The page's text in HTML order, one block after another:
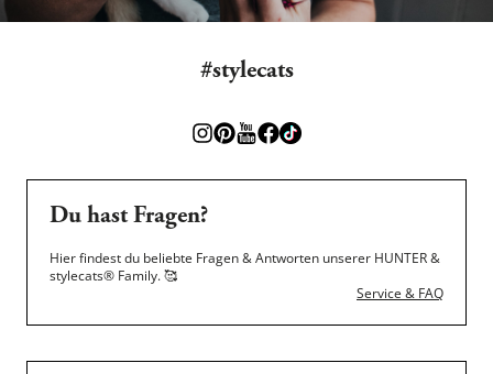
#stylecats
Du hast Fragen?
Hier findest du beliebte Fragen & Antworten unserer HUNTER &
stylecats® Family.🥰
Service & FAQ